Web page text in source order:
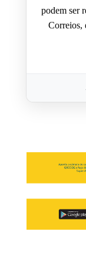
podem ser
Correios,